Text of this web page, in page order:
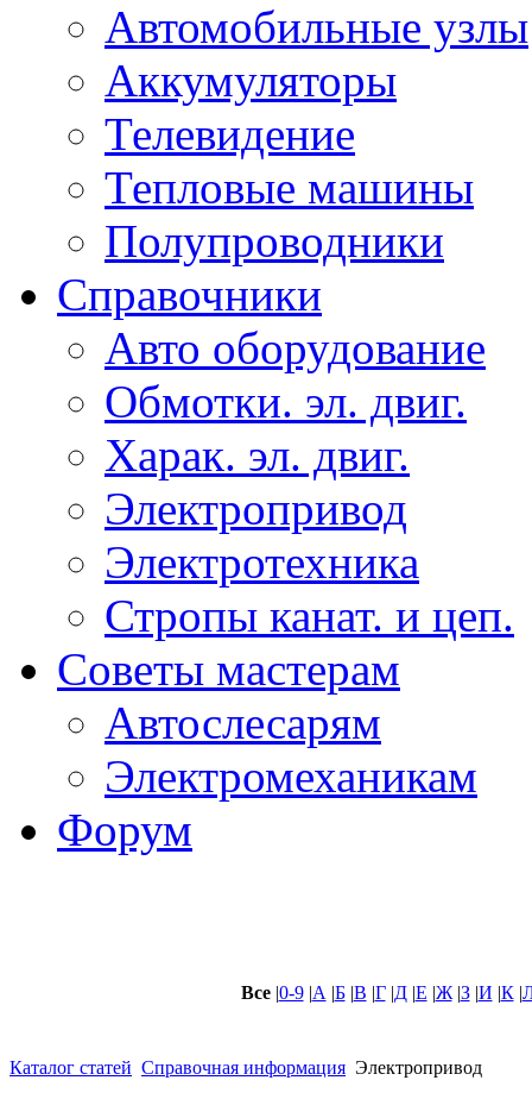
Автомобильные узлы
Аккумуляторы
Телевидение
Тепловые машины
Полупроводники
Справочники
Авто оборудование
Обмотки. эл. двиг.
Харак. эл. двиг.
Электропривод
Электротехника
Стропы канат. и цеп.
Советы мастерам
Автослесарям
Электромеханикам
Форум
Все|0-9|А |Б|В |Г|Д|Е |Ж|З|И |К|
Каталог статей Справочная информация Электропривод